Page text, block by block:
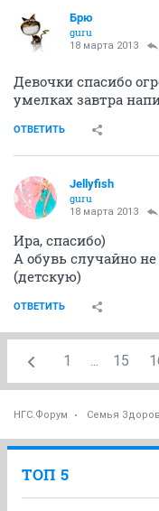
Брю
guru
18 марта 2013
Девочки спасибо
умелках завтра
ОТВЕТИТЬ
Jellyfish
guru
18 марта 2013
Ира, спасибо)
А обувь случайно
(детскую)
ОТВЕТИТЬ
1 ... 15
НГС.Форум Семья
ТОП 5